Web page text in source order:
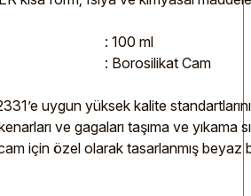
: 100 ml
:
uygun yüksek kalite standartlarını
ve gagaları taşıma ve yıkama
için özel olarak tasarlanmış beyaz